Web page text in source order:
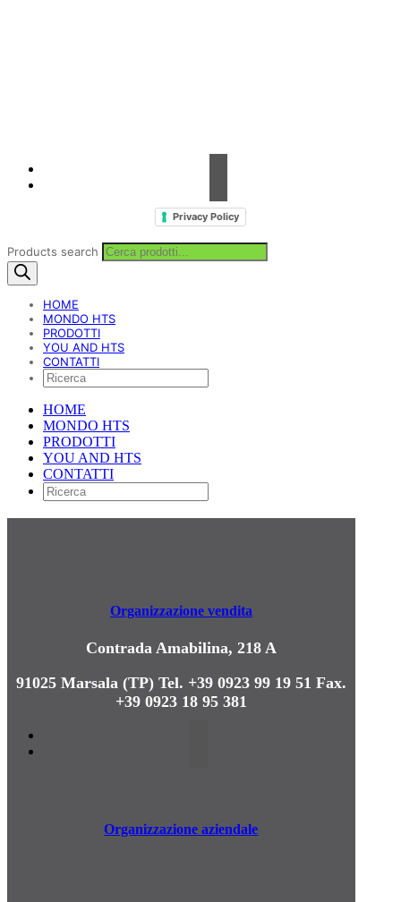
Privacy Policy
Products search
HOME
MONDO HTS
PRODOTTI
YOU AND HTS
CONTATTI
HOME
MONDO HTS
PRODOTTI
YOU AND HTS
CONTATTI
Organizzazione vendita
Contrada Amabilina, 218 A
91025 Marsala (TP)Tel. +39 0923 99 19 51 Fax.
+39 0923 18 95 381
Organizzazione aziendale